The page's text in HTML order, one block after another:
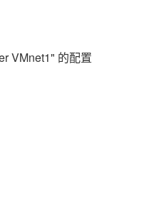
VMnet1" 的配置